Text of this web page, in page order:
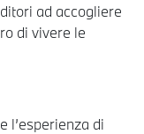
ad accogliere
di vivere le
l’esperienza di